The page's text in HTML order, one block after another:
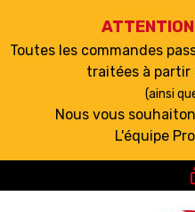
Toutes les commandes
traitées à partir
(ainsi
Nous vous
L'équipe